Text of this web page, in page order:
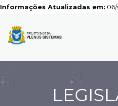
Atualizadas em: